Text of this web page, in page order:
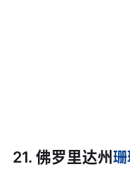
21. 佛罗里达州珊